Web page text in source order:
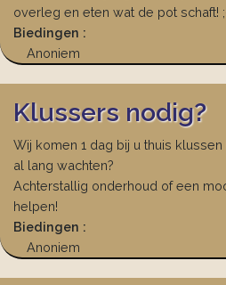
overleg en eten wat de pot schaft!
Biedingen :
Anoniem
Klussers nodig?
Wij komen 1 dag bij u thuis
al lang wachten?
Achterstallig onderhoud of een
helpen!
Biedingen :
Anoniem